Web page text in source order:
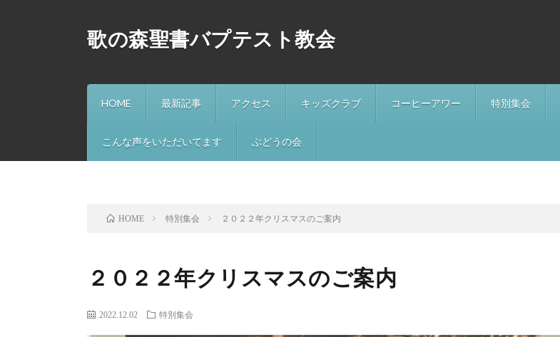
歌の森聖書バプテスト教会
HOME 最新記事 アクセス キッズクラブ コーヒーアワー 特別集会
こんな声をいただいてます ぶどうの会
HOME 特別集会 ２０２２年クリスマスのご案内
２０２２年クリスマスのご案内
2022.12.02 特別集会